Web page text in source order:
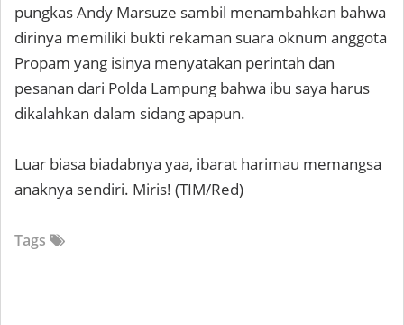
pungkas Andy Marsuze sambil menambahkan bahwa
dirinya memiliki bukti rekaman suara oknum anggota
Propam yang isinya menyatakan perintah dan
pesanan dari Polda Lampung bahwa ibu saya harus
dikalahkan dalam sidang apapun.
Luar biasa biadabnya yaa, ibarat harimau memangsa
anaknya sendiri. Miris! (TIM/Red)
Tags